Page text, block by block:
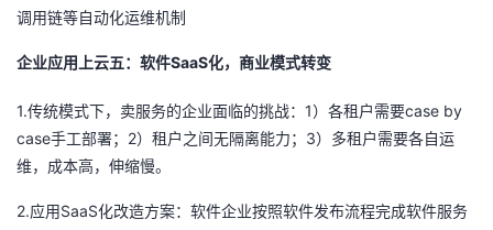
调用链等自动化运维机制
企业应用上云五：软件SaaS化，商业模式转变
1.传统模式下，卖服务的企业面临的挑战： 1 ）各租户需要case by
case手工部署； 2）租户之间无隔离能力； 3）多租户需要各自运
维，成本高，伸缩慢。
2.应用 SaaS化改造方案：软件企业按照软件发布流程完成软件服务